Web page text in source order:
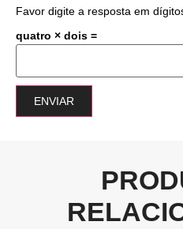
Favor digite a resposta em
quatro × dois =